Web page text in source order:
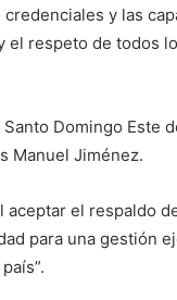
y las
el respeto de todos
Domingo Este
Manuel Jiménez.
el respaldo
para una gestión